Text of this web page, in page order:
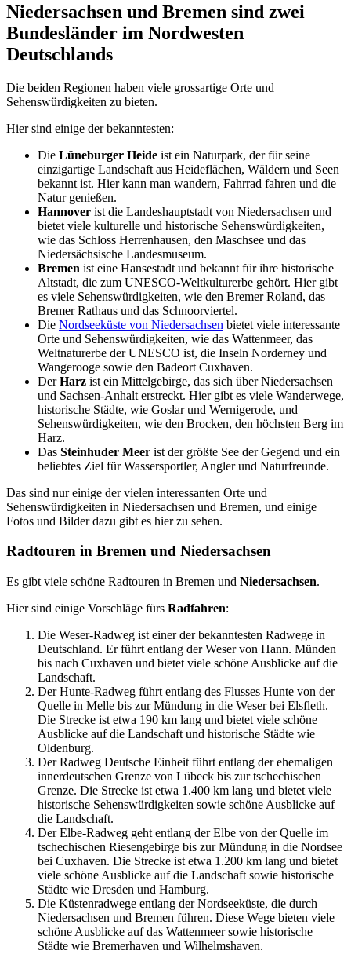
Niedersachsen und Bremen sind zwei
Bundesländer im Nordwesten
Deutschlands
Die beiden Regionen haben viele grossartige Orte und
Sehenswürdigkeiten zu bieten.
Hier sind einige der bekanntesten:
Die Lüneburger Heide ist ein Naturpark, der für seine
einzigartige Landschaft aus Heideflächen, Wäldern und Seen
bekannt ist. Hier kann man wandern, Fahrrad fahren und die
Natur genießen.
Hannover ist die Landeshauptstadt von Niedersachsen und
bietet viele kulturelle und historische Sehenswürdigkeiten,
wie das Schloss Herrenhausen, den Maschsee und das
Niedersächsische Landesmuseum.
Bremen ist eine Hansestadt und bekannt für ihre historische
Altstadt, die zum UNESCO-Weltkulturerbe gehört. Hier gibt
es viele Sehenswürdigkeiten, wie den Bremer Roland, das
Bremer Rathaus und das Schnoorviertel.
Die Nordseeküste von Niedersachsen bietet viele interessante
Orte und Sehenswürdigkeiten, wie das Wattenmeer, das
Weltnaturerbe der UNESCO ist, die Inseln Norderney und
Wangerooge sowie den Badeort Cuxhaven.
DerHarz ist ein Mittelgebirge, das sich über Niedersachsen
und Sachsen-Anhalt erstreckt. Hier gibt es viele Wanderwege,
historische Städte, wie Goslar und Wernigerode, und
Sehenswürdigkeiten, wie den Brocken, den höchsten Berg im
Harz.
Das Steinhuder Meer ist der größte See der Gegend und ein
beliebtes Ziel für Wassersportler, Angler und Naturfreunde.
Das sind nur einige der vielen interessanten Orte und
Sehenswürdigkeiten in Niedersachsen und Bremen, und einige
Fotos und Bilder dazu gibt es hier zu sehen.
Radtouren in Bremen und Niedersachsen
Es gibt viele schöne Radtouren in Bremen und Niedersachsen.
Hier sind einige Vorschläge fürs Radfahren:
Die Weser-Radweg ist einer der bekanntesten Radwege in
Deutschland. Er führt entlang der Weser von Hann. Münden
bis nach Cuxhaven und bietet viele schöne Ausblicke auf die
Landschaft.
Der Hunte-Radweg führt entlang des Flusses Hunte von der
Quelle in Melle bis zur Mündung in die Weser bei Elsfleth.
Die Strecke ist etwa 190 km lang und bietet viele schöne
Ausblicke auf die Landschaft und historische Städte wie
Oldenburg.
Der Radweg Deutsche Einheit führt entlang der ehemaligen
innerdeutschen Grenze von Lübeck bis zur tschechischen
Grenze. Die Strecke ist etwa 1.400 km lang und bietet viele
historische Sehenswürdigkeiten sowie schöne Ausblicke auf
die Landschaft.
Der Elbe-Radweg geht entlang der Elbe von der Quelle im
tschechischen Riesengebirge bis zur Mündung in die Nordsee
bei Cuxhaven. Die Strecke ist etwa 1.200 km lang und bietet
viele schöne Ausblicke auf die Landschaft sowie historische
Städte wie Dresden und Hamburg.
Die Küstenradwege entlang der Nordseeküste, die durch
Niedersachsen und Bremen führen. Diese Wege bieten viele
schöne Ausblicke auf das Wattenmeer sowie historische
Städte wie Bremerhaven und Wilhelmshaven.